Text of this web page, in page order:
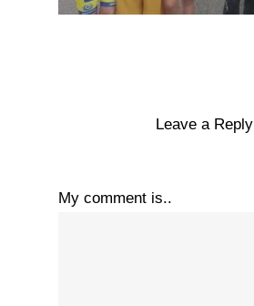
Leave a Reply
My comment is..